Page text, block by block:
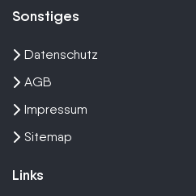
Sonstiges
Datenschutz
AGB
Impressum
Sitemap
Links